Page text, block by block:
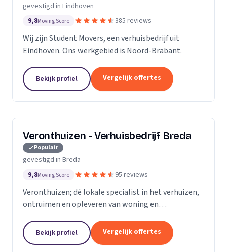
gevestigd in Eindhoven
9,8Moving Score 385 reviews
Wij zijn Student Movers, een verhuisbedrijf uit
Eindhoven. Ons werkgebied is Noord-Brabant.
Bekijk profiel Vergelijk offertes
Veronthuizen - Verhuisbedrijf Breda
Populair
gevestigd in Breda
9,8Moving Score 95 reviews
Veronthuizen; dé lokale specialist in het verhuizen,
ontruimen en opleveren van woning en
partner. Klanttevredenheid en een zorgeloze service
staat...
Bekijk profiel Vergelijk offertes